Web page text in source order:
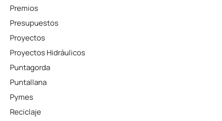
Premios
Presupuestos
Proyectos
Proyectos Hidráulicos
Puntagorda
Puntallana
Pymes
Reciclaje